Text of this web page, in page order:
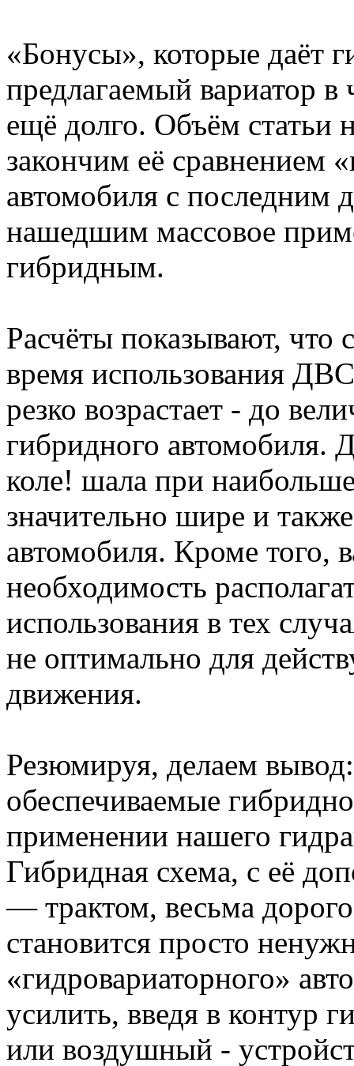
«Бонусы», которые даёт
предлагаемый вариатор
ещё долго. Объём статьи
закончим её сравнением
автомобиля с последним
нашедшим массовое
гибридным.
Расчёты показывают, что
время использования
резко возрастает - до
гибридного автомобиля.
коле! шала при
значительно шире и
автомобиля. Кроме того,
необходимость
использования в тех
не оптимально для
движения.
Резюмируя, делаем
обеспечиваемые
применении нашего
Гибридная схема, с её
— трактом, весьма
становится просто
«гидровариаторного»
усилить, введя в контур
или воздушный -